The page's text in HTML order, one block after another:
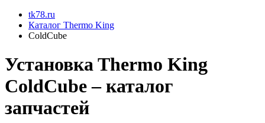
tk78.ru
Каталог Thermo King
ColdCube
Установкa Thermo King
ColdCube– каталог
запчастей